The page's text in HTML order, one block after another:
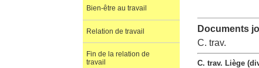
Documents
C. trav.
C. trav. Liège
Bien-être au travail
Relation de travail
Fin de la relation de
travail